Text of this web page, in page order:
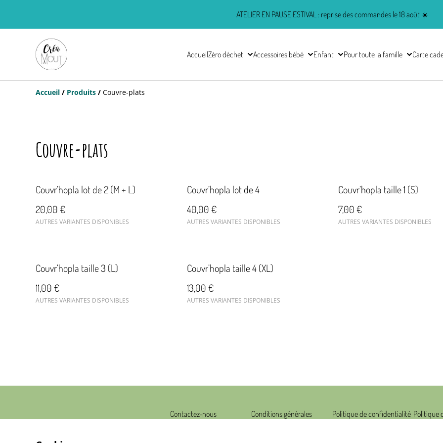
ATELIER EN PAUSE ESTIVAL : reprise des commandes le 18 août ☀️
AccueilZéro déchet Accessoires bébé Enfant Pour toute la famille Carte
Accueil / Produits / Couvre-plats
Couvre-plats
Couvr’hopla lot de 2 (M + L)
20,00 €
AUTRES VARIANTES DISPONIBLES
Couvr’hopla lot de 4
40,00 €
AUTRES VARIANTES DISPONIBLES
Couvr’hopla taille 1 (S)
7,00 €
AUTRES VARIANTES DISPONIBLES
Couvr’hopla taille 3 (L)
11,00 €
AUTRES VARIANTES DISPONIBLES
Couvr’hopla taille 4 (XL)
13,00 €
AUTRES VARIANTES DISPONIBLES
Contactez-nous Conditions générales Politique de confidentialité Politique